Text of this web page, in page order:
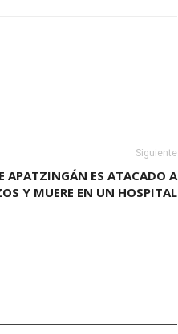
Siguiente
APATZINGÁN ES ATACADO A
Y MUERE EN UN HOSPITAL